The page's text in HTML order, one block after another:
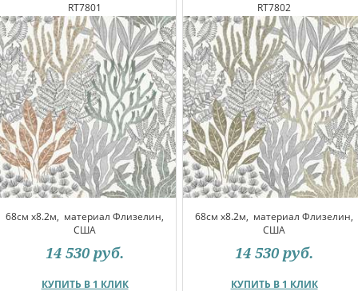
RT7801
68см x8.2м, материал Флизелин,
США
КУПИТЬ В 1 КЛИК
14 530 руб.
RT7802
68см x8.2м, материал Флизелин,
США
КУПИТЬ В 1 КЛИК
14 530 руб.